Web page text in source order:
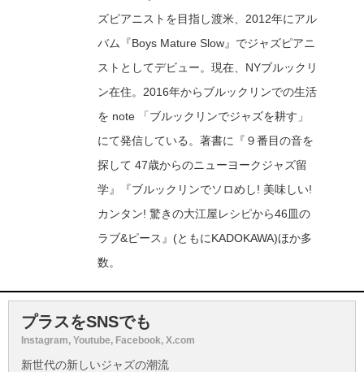
ズピアニストを目指し渡米、2012年にアル
バム『Boys Mature Slow』でジャズピアニ
ストとしてデビュー。現在、NYブルックリ
ン在住。2016年からブルックリンでの生活
を note 「ブルックリンでジャズを耕す」
にて発信している。著書に『９番目の音を
探して 47歳からのニューヨークジャズ留
学』『ブルックリンでソロめし! 美味しい!
カンタン! 驚きの大江屋レシピから46皿の
ラブ&ピース』(ともにKADOKAWA)ほか多
数。
プラスをSNSでも
Instagram, Youtube, Facebook, X.com
新世代の新しいジャズの潮流